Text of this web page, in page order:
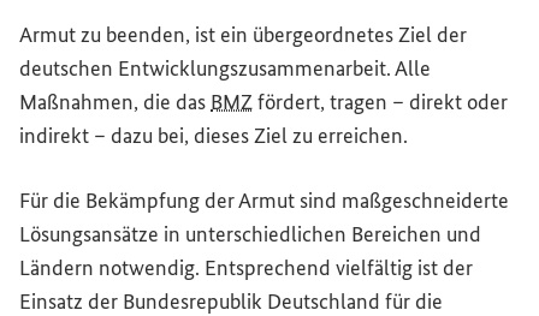
Armut zu beenden, ist ein übergeordnetes Ziel der
deutschen Entwicklungszusammenarbeit. Alle
Maßnahmen, die das BMZfördert, tragen – direkt oder
indirekt – dazu bei, dieses Ziel zu erreichen.
Für die Bekämpfung der Armut sind maßgeschneiderte
Lösungsansätze in unterschiedlichen Bereichen und
Ländern notwendig. Entsprechend vielfältig ist der
Einsatz der Bundesrepublik Deutschland für die